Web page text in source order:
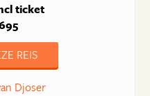
ticket
REIS
Djoser